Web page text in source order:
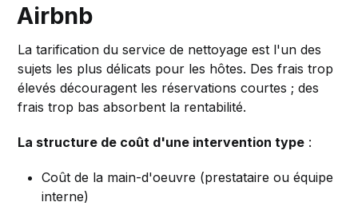
Airbnb
La tarification du service de nettoyage est l'un des
sujets les plus délicats pour les hôtes. Des frais trop
élevés découragent les réservations courtes ; des
frais trop bas absorbent la rentabilité.
La structure de coût d'une intervention type :
Coût de la main-d'oeuvre (prestataire ou équipe
interne)